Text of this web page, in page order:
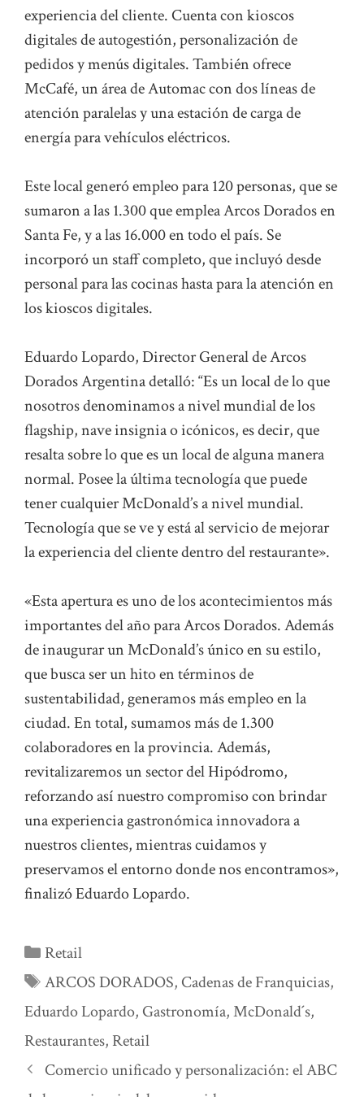
experiencia del cliente. Cuenta con kioscos
digitales de autogestión, personalización de
pedidos y menús digitales. También ofrece
McCafé, un área de Automac con dos líneas de
atención paralelas y una estación de carga de
energía para vehículos eléctricos.
Este local generó empleo para 120 personas, que se
sumaron a las 1.300 que emplea Arcos Dorados en
Santa Fe, y a las 16.000 en todo el país. Se
incorporó un staff completo, que incluyó desde
personal para las cocinas hasta para la atención en
los kioscos digitales.
Eduardo Lopardo, Director General de Arcos
Dorados Argentina detalló: “Es un local de lo que
nosotros denominamos a nivel mundial de los
flagship, nave insignia o icónicos, es decir, que
resalta sobre lo que es un local de alguna manera
normal. Posee la última tecnología que puede
tener cualquier McDonald’s a nivel mundial.
Tecnología que se ve y está al servicio de mejorar
la experiencia del cliente dentro del restaurante».
«Esta apertura es uno de los acontecimientos más
importantes del año para Arcos Dorados. Además
de inaugurar un McDonald’s único en su estilo,
que busca ser un hito en términos de
sustentabilidad, generamos más empleo en la
ciudad. En total, sumamos más de 1.300
colaboradores en la provincia. Además,
revitalizaremos un sector del Hipódromo,
reforzando así nuestro compromiso con brindar
una experiencia gastronómica innovadora a
nuestros clientes, mientras cuidamos y
preservamos el entorno donde nos encontramos»,
finalizó Eduardo Lopardo.
Categorías
Retail
Etiquetas
ARCOS DORADOS, Cadenas de Franquicias,
Eduardo Lopardo, Gastronomía,McDonald´s,
Restaurantes, Retail
Comercio unificado y personalización: el ABC